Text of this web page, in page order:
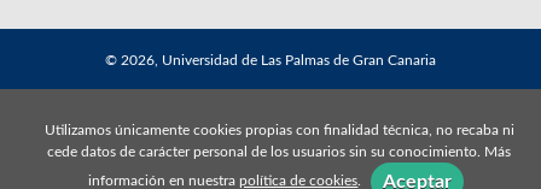
© 2026, Universidad de Las Palmas de Gran Canaria
Utilizamos únicamente cookies propias con finalidad técnica, no recaba ni
cede datos de carácter personal de los usuarios sin su conocimiento. Más
información en nuestrapolítica de cookies Aceptar